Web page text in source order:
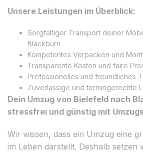
Unsere Leistungen im Überblick:
Sorgfältiger Transport deiner
Blackburn
Kompetentes Verpacken und
Transparente Kosten und faire
Professionelles und freundliches
Zuverlässige und termingerechte
Dein Umzug von Bielefeld nach
stressfrei und günstig mit
Wir wissen, dass ein Umzug eine
im Leben darstellt. Deshalb setzen